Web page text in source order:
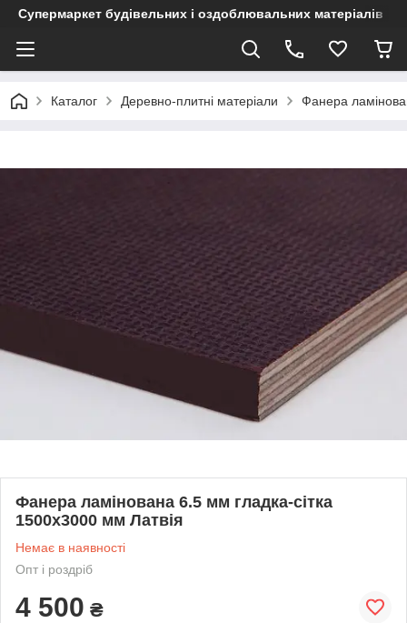
Супермаркет будівельних і оздоблювальних матеріалів
Каталог Деревно-плитні матеріали Фанера
Фанера ламінована 6.5 мм гладка-сітка
1500х3000 мм Латвія
Немає в наявності
Опт і роздріб
4 500 ₴